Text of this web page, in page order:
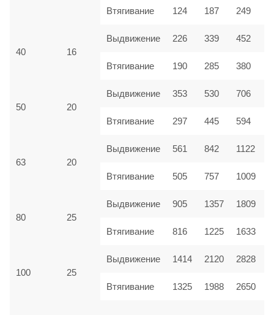
Втягивание
124 187 249
40 16
Выдвижение 226 339 452
Втягивание 190 285 380
50 20
Выдвижение 353 530 706
Втягивание 297 445 594
63 20
Выдвижение 561 842 1122
Втягивание 505 757 1009
80 25
Выдвижение 905 1357 1809
Втягивание 816 1225 1633
100 25
Выдвижение 1414 2120 2828
Втягивание 1325 1988 2650